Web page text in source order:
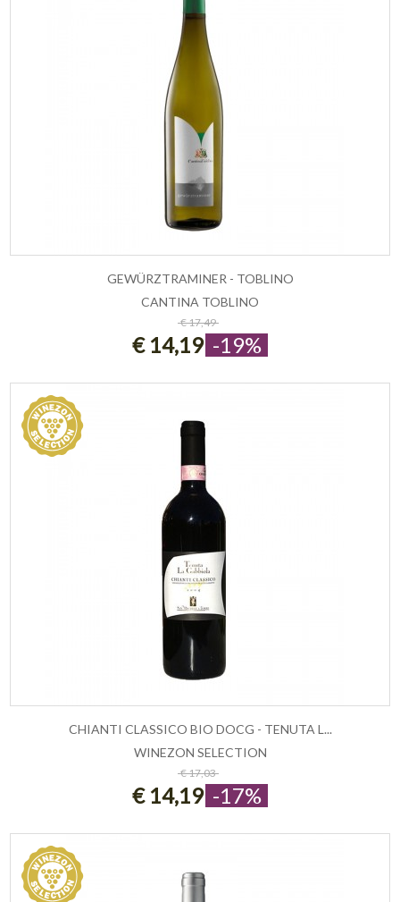
ESAURITO
GEWÜRZTRAMINER - TOBLINO
CANTINA TOBLINO
€ 17,49
€ 14,19 -19%
ESAURITO
CHIANTI CLASSICO BIO DOCG - TENUTA L...
WINEZON SELECTION
€ 17,03
€ 14,19 -17%